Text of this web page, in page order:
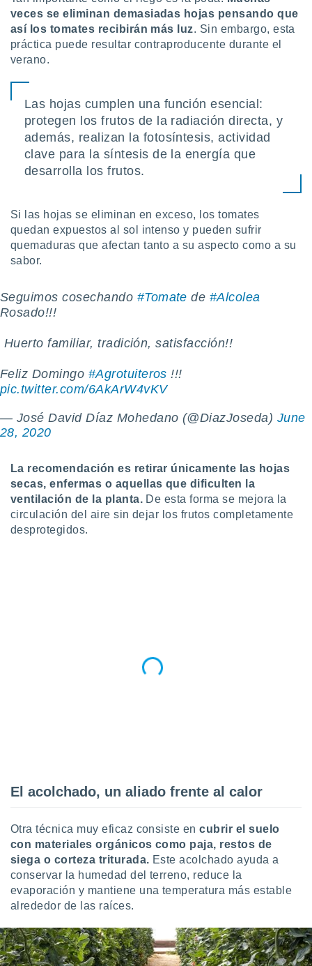
perfiles
utilizar
contenido
medir el
de
o a través
de
de
uso de
con el
e
mediante
publicidad
de
1199
veces se eliminan demasiadas hojas pensando que
así los tomates recibirán más luz. Sin embargo, esta
práctica puede resultar contraproducente durante el
verano.
Las hojas cumplen una función esencial:
protegen los frutos de la radiación directa, y
además, realizan la fotosíntesis, actividad
clave para la síntesis de la energía que
desarrolla los frutos.
Si las hojas se eliminan en exceso, los tomates
quedan expuestos al sol intenso y pueden sufrir
quemaduras que afectan tanto a su aspecto como a su
sabor.
Seguimos cosechando #Tomate de #Alcolea
Rosado!!!
️️ Huerto familiar, tradición, satisfacción!!
Feliz Domingo #Agrotuiteros !!!
pic.twitter.com/6AkArW4vKV
— José David Díaz Mohedano (@DiazJoseda) June
28, 2020
La recomendación es retirar únicamente las hojas
secas, enfermas o aquellas que dificulten la
ventilación de la planta. De esta forma se mejora la
circulación del aire sin dejar los frutos completamente
desprotegidos.
El acolchado, un aliado frente al calor
Otra técnica muy eficaz consiste encubrir el suelo
con materiales orgánicos como paja, restos de
siega o corteza triturada. Este acolchado ayuda a
conservar la humedad del terreno, reduce la
evaporación y mantiene una temperatura más estable
alrededor de las raíces.